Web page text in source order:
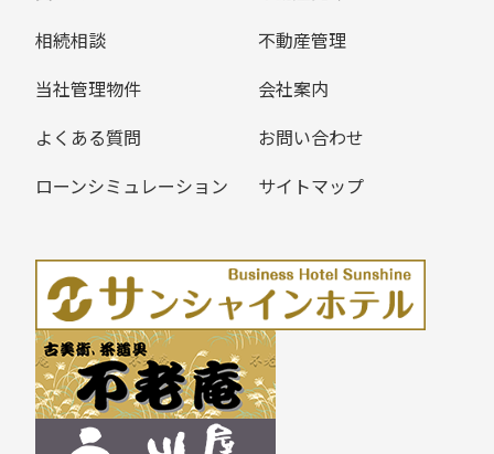
相続相談
不動産管理
当社管理物件
会社案内
よくある質問
お問い合わせ
ローンシミュレーション
サイトマップ